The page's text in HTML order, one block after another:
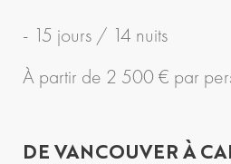
- 15 jours / 14 nuits
À partir de 2 500 € par
DE VANCOUVER À